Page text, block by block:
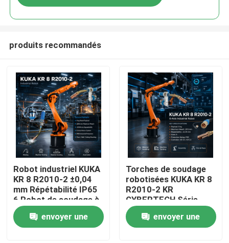
À la maison
Produits
Vidéos
produits recommandés
Robot industriel KUKA
KR 8 R2010-2 ±0,04
mm Répétabilité IP65
6 Robot de soudage à
arc à axe et armoire
de commande KR C4
KR C5 KR C5-2
envoyer une
Torches de soudage
robotisées KUKA KR 8
R2010-2 KR
CYBERTECH Série
Charge utile 8 kg
Portée 2013 mm
Robot industriel 6
envoyer une